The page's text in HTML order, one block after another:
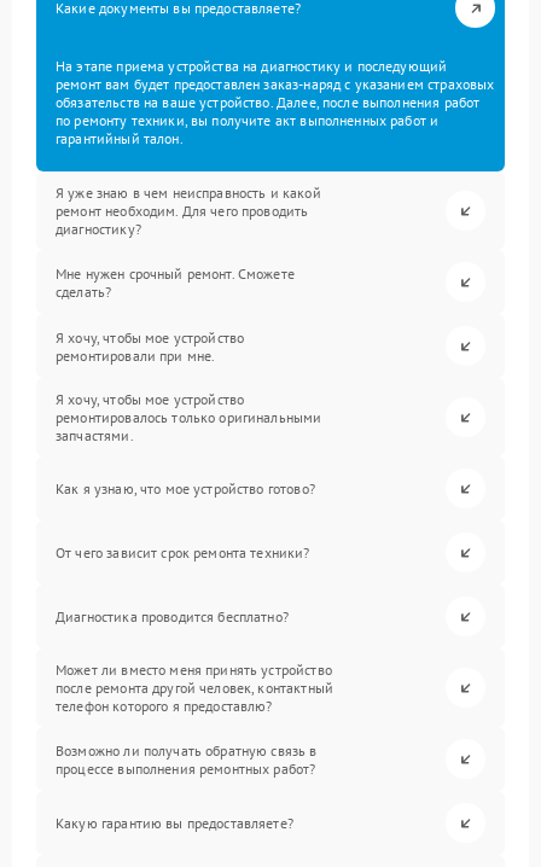
Какие документы вы предоставляете?
На этапе приема устройства на диагностику и последующий
ремонт вам будет предоставлен заказ-наряд с указанием страховых
обязательств на ваше устройство. Далее, после выполнения работ
по ремонту техники, вы получите акт выполненных работ и
гарантийный талон.
Я уже знаю в чем неисправность и какой
ремонт необходим. Для чего проводить
диагностику?
Мне нужен срочный ремонт. Сможете
сделать?
Я хочу, чтобы мое устройство
ремонтировали при мне.
Я хочу, чтобы мое устройство
ремонтировалось только оригинальными
запчастями.
Как я узнаю, что мое устройство готово?
От чего зависит срок ремонта техники?
Диагностика проводится бесплатно?
Может ли вместо меня принять устройство
после ремонта другой человек, контактный
телефон которого я предоставлю?
Возможно ли получать обратную связь в
процессе выполнения ремонтных работ?
Какую гарантию вы предоставляете?